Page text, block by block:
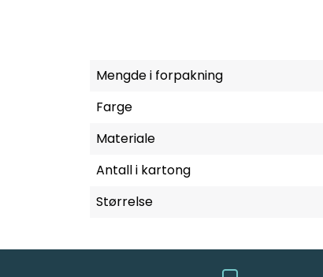
Mengde i forpakning
Farge
Materiale
Antall i kartong
Størrelse